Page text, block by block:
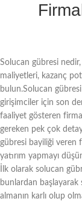
Solucan gübresi
maliyetleri, kazanç
bulun.Solucan
girişimciler için son
faaliyet gösteren
gereken pek çok
gübresi bayiliği veren
yatırım yapmayı
İlk olarak solucan
bunlardan başlayarak
almanın karlı olup